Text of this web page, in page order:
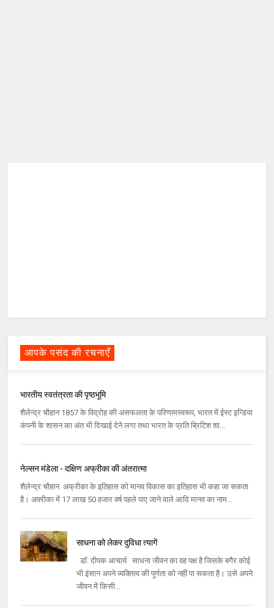
आपके पसंद की रचनाएँ
भारतीय स्वतंत्रता की पृष्ठभूमि
शैलेन्द्र चौहान 1857 के विद्रोह की असफलता के परिणामस्‍वरूप, भारत में ईस्‍ट इन्डिया
कंपनी के शासन का अंत भी दिखाई देने लगा तथा भारत के प्रति ब्रिटिश शा...
नेल्सन मंडेला - दक्षिण अफ्रीका की अंतरात्मा
शैलेन्द्र चौहान अफ्रीका के इतिहास को मानव विकास का इतिहास भी कहा जा सकता
है। अफ़्रीका में 17 लाख 50 हजार वर्ष पहले पाए जाने वाले आदि मानव का नाम...
साधना को लेकर दुविधा त्यागें
डॉ. दीपक आचार्य साधना जीवन का वह पक्ष है जिसके बगैर कोई
भी इंसान अपने व्यक्तित्व की पूर्णता को नहीं पा सकता है। उसे अपने
जीवन में किसी...